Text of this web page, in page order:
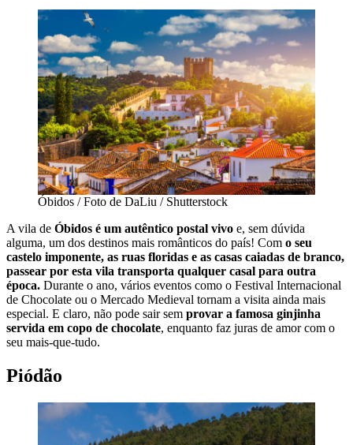
Óbidos / Foto de DaLiu / Shutterstock
A vila de Óbidos é um autêntico postal vivo e, sem dúvida
alguma, um dos destinos mais românticos do país! Com o seu
castelo imponente, as ruas floridas e as casas caiadas de branco,
passear por esta vila transporta qualquer casal para outra
época. Durante o ano, vários eventos como o Festival Internacional
de Chocolate ou o Mercado Medieval tornam a visita ainda mais
especial. E claro, não pode sair sem provar a famosa ginjinha
servida em copo de chocolate, enquanto faz juras de amor com o
seu mais-que-tudo.
Piódão